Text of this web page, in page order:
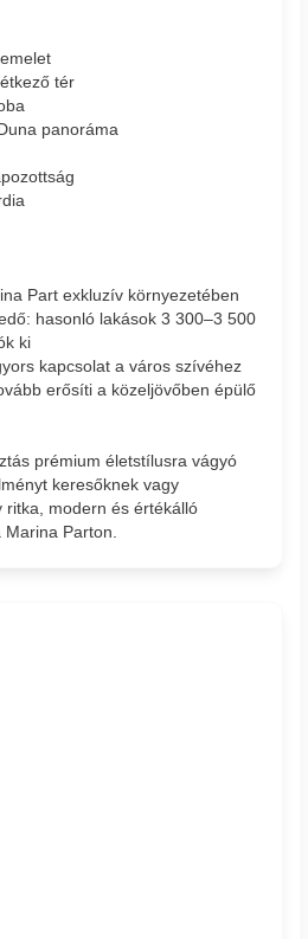
tér
panoráma
Part exkluzív környezetében
hasonló lakások 3 300–3 500
ki
kapcsolat a város szívéhez
erősíti a közeljövőben épülő
prémium életstílusra vágyó
keresőknek vagy
ritka, modern és értékálló
Marina Parton.